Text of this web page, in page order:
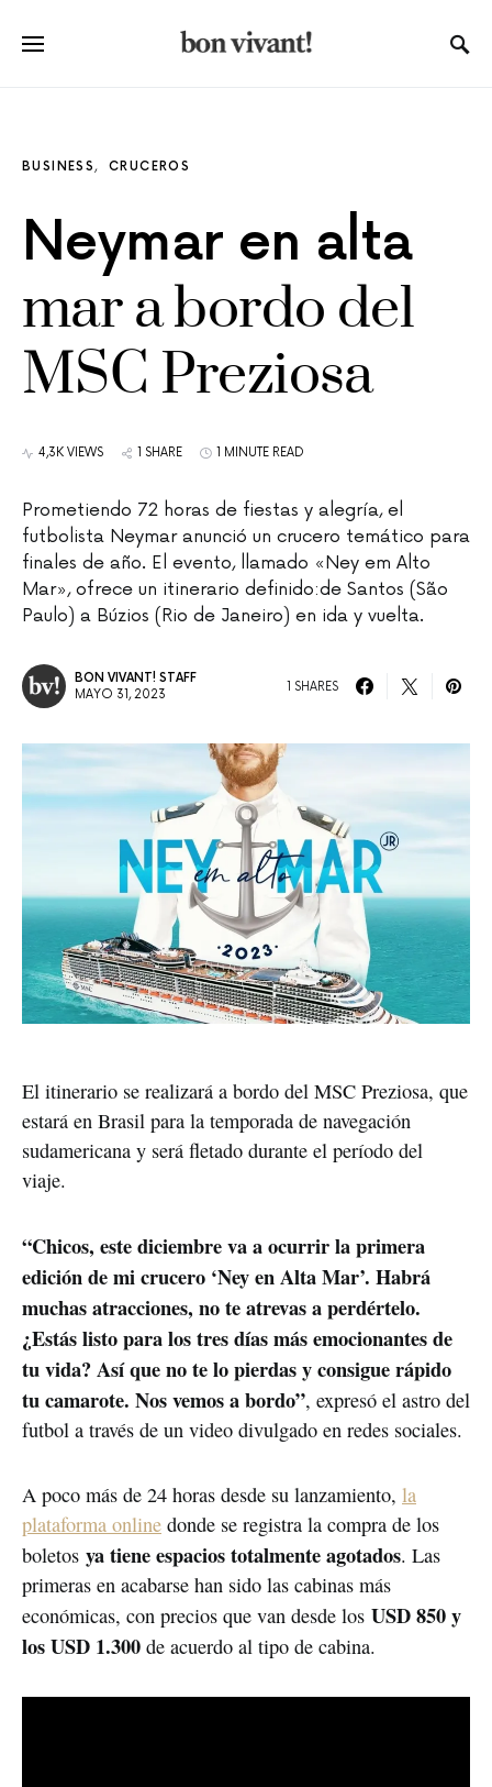
BUSINESS CRUCEROS
Neymar en alta
mar a bordo del
MSC Preziosa
4,3K VIEWS 1 SHARE 1 MINUTE READ
Prometiendo 72 horas de fiestas y alegría, el
futbolista Neymar anunció un crucero temático para
finales de año. El evento, llamado «Ney em Alto
Mar», ofrece un itinerario definido:de Santos (São
Paulo) a Búzios (Rio de Janeiro) en ida y vuelta.
BON VIVANT! STAFF
MAYO 31, 2023
1 SHARES
El itinerario se realizará a bordo del MSC Preziosa, que
estará en Brasil para la temporada de navegación
sudamericana y será fletado durante el período del
viaje.
“Chicos, este diciembre va a ocurrir la primera
edición de mi crucero ‘Ney en Alta Mar’. Habrá
muchas atracciones, no te atrevas a perdértelo.
¿Estás listo para los tres días más emocionantes de
tu vida? Así que no te lo pierdas y consigue rápido
tu camarote. Nos vemos a bordo”, expresó el astro del
futbol a través de un video divulgado en redes sociales.
A poco más de 24 horas desde su lanzamiento, la
plataforma online donde se registra la compra de los
boletos ya tiene espacios totalmente agotados. Las
primeras en acabarse han sido las cabinas más
económicas, con precios que van desde los USD 850 y
los USD 1.300 de acuerdo al tipo de cabina.